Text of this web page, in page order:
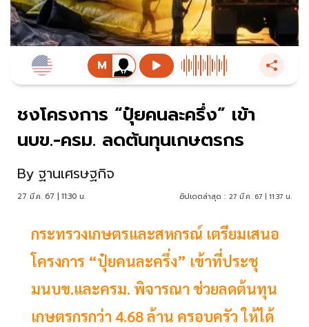
ชงโครงการ “ปุ๋ยคนละครึ่ง” เข้า
นบข.-ครม. ลดต้นทุนเกษตรกร
By ฐานเศรษฐกิจ
27 มี.ค. 67 | 11:30 น. อัปเดตล่าสุด : 27 มี.ค. 67 | 11:37 น.
กระทรวงเกษตรและสหกรณ์ เตรียมเสนอ
โครงการ “ปุ๋ยคนละครึ่ง” เข้าที่ประชุ
มนบข.และครม. พิจารณา ช่วยลดต้นทุน
เกษตรกรกว่า 4.68 ล้าน ครอบครัว ให้ได้